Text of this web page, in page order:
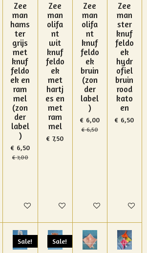
Zee
man
hams
ter
grijs
met
knuf
feldo
ek en
ram
mel
(zon
der
label
)
€ 6,50
€ 7,00
In winkelwagen
Zee
man
olifa
nt
wit
knuf
feldo
ek
met
hartj
es en
met
ram
mel
€ 7,50
In winkelwagen
Zee
man
olifa
nt
knuf
feldo
ek
bruin
(zon
der
label
)
€ 6,00
€ 6,50
In winkelwagen
Zee
man
ster
knuf
feldo
ek
hydr
ofiel
bruin
rood
kato
en
€ 6,50
In
Sale! Sale!